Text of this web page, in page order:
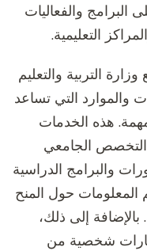
البرامج والفعاليات
التعليمية.
التربية والتعليم
التي تساعد
هذه الخدمات
الجامعي
والبرامج الدراسية
المعلومات حول المنح
إلى ذلك،
شخصية من